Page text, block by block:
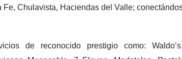
Chulavista, Haciendas del Valle;
de reconocido prestigio como: